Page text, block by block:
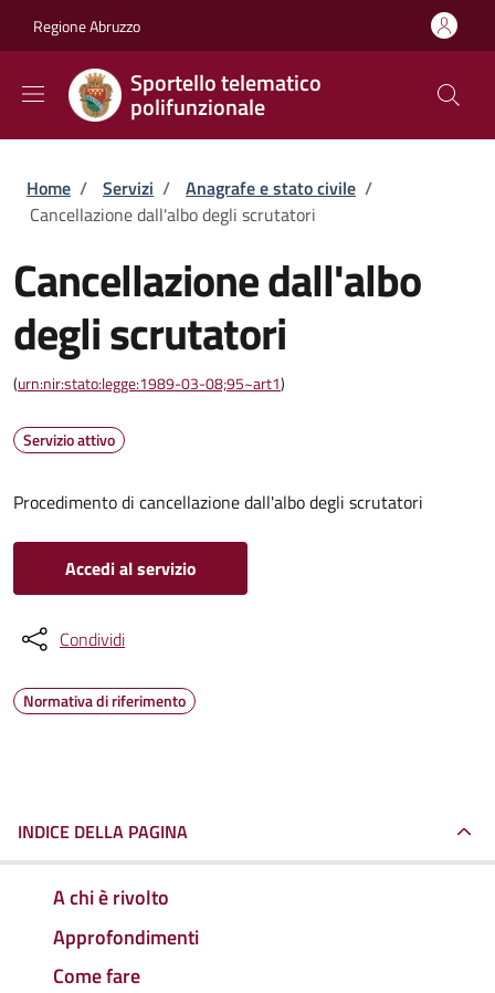
Regione Abruzzo
Sportello telematico
polifunzionale
Briciole di pane
Home / Servizi / Anagrafe e stato civile /
Cancellazione dall'albo degli scrutatori
Cancellazione dall'albo
degli scrutatori
(urn:nir:stato:legge:1989-03-08;95~art1)
Servizio attivo
Procedimento di cancellazione dall'albo degli scrutatori
Accedi al servizio
Condividi
Normativa di riferimento
INDICE DELLA PAGINA
A chi è rivolto
Approfondimenti
Come fare